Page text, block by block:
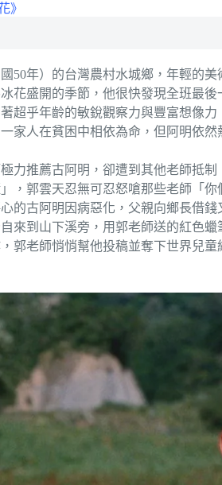
》
50年）的台灣農村水城鄉，年輕的
花盛開的季節，他很快發現全班最
超乎年齡的敏銳觀察力與豐富想像
家人在貧困中相依為命，但阿明依然
力推薦古阿明，卻遭到其他老師抵
，郭雲天忍無可忍怒嗆那些老師「
的古阿明因病惡化，父親向鄉長借
來到山下溪旁，用郭老師送的紅色
郭老師悄悄幫他投稿並奪下世界兒